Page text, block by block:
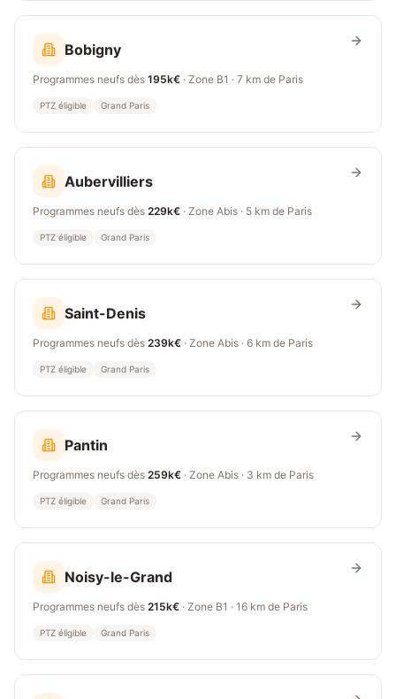
Bobigny
Programmes neufs dès 195k€ · Zone B1 · 7 km de Paris
PTZ éligible Grand Paris
Aubervilliers
Programmes neufs dès 229k€ · Zone Abis · 5 km de Paris
PTZ éligible Grand Paris
Saint-Denis
Programmes neufs dès 239k€ · Zone Abis · 6 km de Paris
PTZ éligible Grand Paris
Pantin
Programmes neufs dès 259k€ · Zone Abis · 3 km de Paris
PTZ éligible Grand Paris
Noisy-le-Grand
Programmes neufs dès 215k€ · Zone B1 · 16 km de Paris
PTZ éligible Grand Paris